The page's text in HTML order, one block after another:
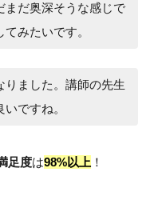
まだ奥深そうな感じで
みたいです。
りました。講師の先生
ですね。
足度は98%以上 ！